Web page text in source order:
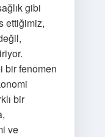
gibi
ettiğimiz,
bir fenomen
bir
ve